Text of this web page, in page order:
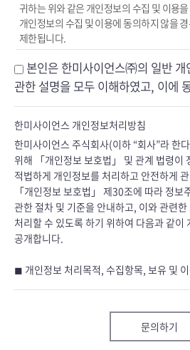
귀하는 위와 같은 개인정보의 수집 및 이용
개인정보의 수집 및 이용에 동의하지 않을
제한됩니다.
본인은 한미사이언스㈜의 일반
관한 설명을 모두 이해하였고, 이에
한미사이언스 개인정보처리방침
한미사이언스 주식회사(이하 “회사”라 한
위해 「개인정보 보호법」 및 관계 법령이
적법하게 개인정보를 처리하고 안전하게
「개인정보 보호법」 제30조에 따라 정보
관한 절차 및 기준을 안내하고, 이와 관련
처리할 수 있도록 하기 위하여 다음과 같이
공개합니다.
◼ 개인정보 처리목적, 수집항목, 보유 및
문의하기